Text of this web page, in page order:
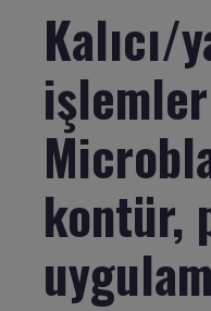
Kalıcı/
kontür,